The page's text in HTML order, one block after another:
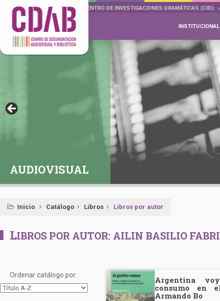
DOCUMENTA DRAMÁTICAS CENTRO DE INVESTIGACIONES DRAMÁTICAS (CID)
INSTITUCIONAL
AUDIOVISUAL
Inicio Catálogo Libros Libros por autor
LIBROS POR AUTOR: AILIN BASILIO
Ordenar catálogo por:
Argentina
consumo en
Armando Bo